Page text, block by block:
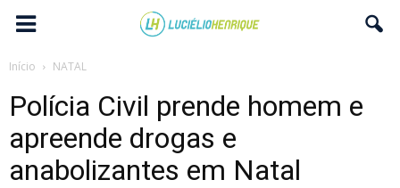
Início NATAL
Polícia Civil prende homem e
apreende drogas e
anabolizantes em Natal